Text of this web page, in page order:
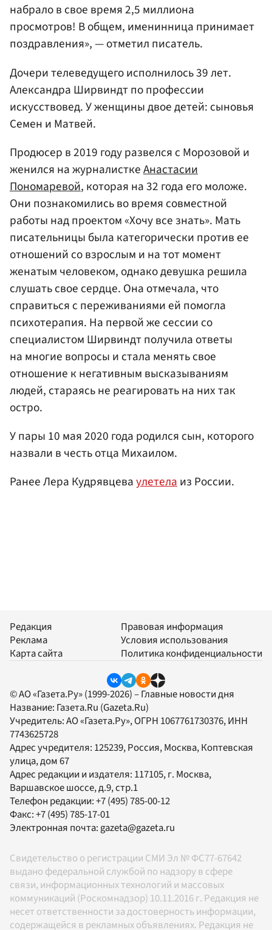
набрало в свое время 2,5 миллиона
просмотров! В общем, именинница принимает
поздравления», — отметил писатель.
Дочери телеведущего исполнилось 39 лет.
Александра Ширвиндт по профессии
искусствовед. У женщины двое детей: сыновья
Семен и Матвей.
Продюсер в 2019 году развелся с Морозовой и
женился на журналисткеАнастасии
Пономаревой, которая на 32 года его моложе.
Они познакомились во время совместной
работы над проектом «Хочу все знать». Мать
писательницы была категорически против ее
отношений со взрослым и на тот момент
женатым человеком, однако девушка решила
слушать свое сердце. Она отмечала, что
справиться с переживаниями ей помогла
психотерапия. На первой же сессии со
специалистом Ширвиндт получила ответы
на многие вопросы и стала менять свое
отношение к негативным высказываниям
людей, стараясь не реагировать на них так
остро.
У пары 10 мая 2020 года родился сын, которого
назвали в честь отца Михаилом.
Ранее Лера Кудрявцеваулетелаиз России.
Редакция
Реклама
Карта сайта
Правовая информация
Условия использования
Политика конфиденциальности
© АО «Газета.Ру» (1999-2026) – Главные новости дня
Название: Газета.Ru (Gazeta.Ru)
Учредитель:АО «Газета.Ру», ОГРН 1067761730376, ИНН
7743625728
Адрес учредителя: 125239, Россия, Москва, Коптевская
улица, дом 67
Адрес редакции и издателя: 117105, г. Москва,
Варшавское шоссе, д.9, стр.1
Телефон редакции:+7 (495) 785-00-12
Факс:+7 (495) 785-17-01
Электронная почта: gazeta@gazeta.ru
Свидетельство о регистрации СМИ Эл № ФС77-67642
выдано федеральной службой по надзору в сфере
связи, информационных технологий и массовых
коммуникаций (Роскомнадзор) 10.11.2016 г. Редакция не
несет ответственности за достоверность информации,
содержащейся в рекламных объявлениях. Редакция не